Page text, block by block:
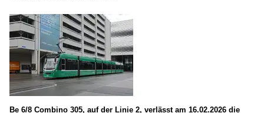
Be 6/8 Combino 305, auf der Linie 2, verlässt am 16.02.2026 die